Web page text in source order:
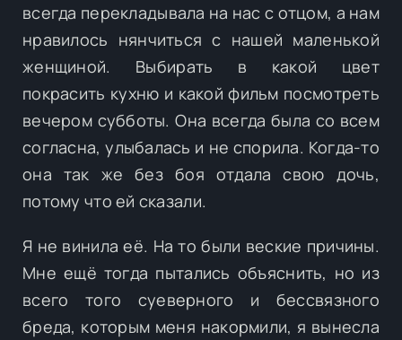
всегда перекладывала на нас с отцом, а нам
нравилось нянчиться с нашей маленькой
женщиной. Выбирать в какой цвет
покрасить кухню и какой фильм посмотреть
вечером субботы. Она всегда была со всем
согласна, улыбалась и не спорила. Когда-то
она так же без боя отдала свою дочь,
потому что ей сказали.
Я не винила её. На то были веские причины.
Мне ещё тогда пытались объяснить, но из
всего того суеверного и бессвязного
бреда, которым меня накормили, я вынесла